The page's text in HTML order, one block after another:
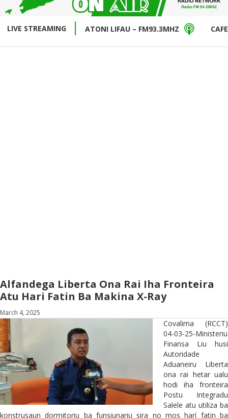
LIVE STREAMING ATONI LIFAU – FM93.3MHZ
Alfandega Liberta Ona Rai Iha Fronteira
Atu Hari Fatin Ba Makina X-Ray
March 4, 2025
Covalima (RCCT)
04-03-25-Ministeriu
Finansa Liu husi
Autoridade
Aduaneiru Liberta
ona rai hetar ualu
hodi iha fronteira
Postu Integradu
Salele atu utiliza ba
konstrusaun dormitoriu ba funsiunariu sira no mos harí fatin ba